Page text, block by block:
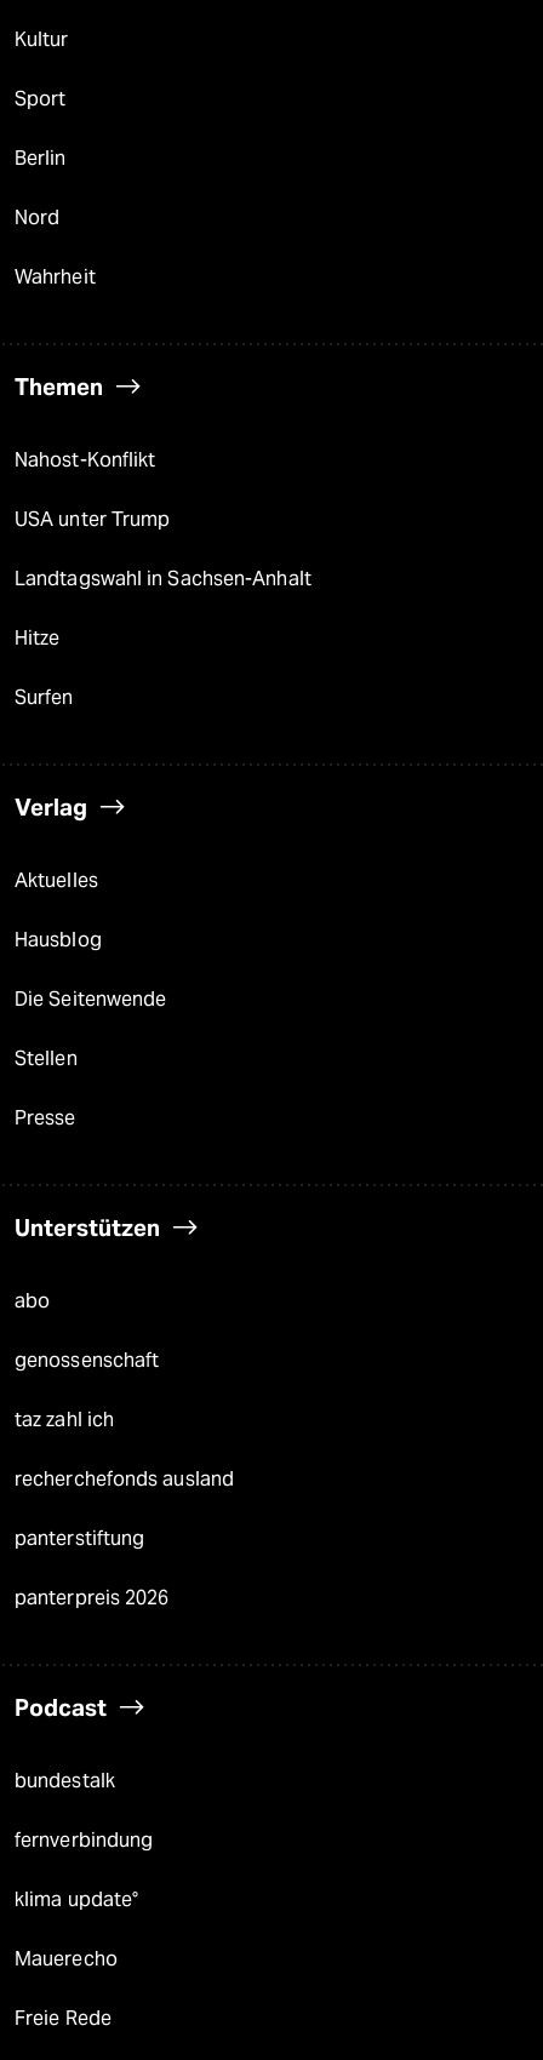
Kultur
Sport
Berlin
Nord
Wahrheit
Themen
Nahost-Konflikt
USA unter Trump
Landtagswahl in Sachsen-Anhalt
Hitze
Surfen
Verlag
Aktuelles
Hausblog
Die Seitenwende
Stellen
Presse
Unterstützen
abo
genossenschaft
taz zahl ich
recherchefonds ausland
panterstiftung
panterpreis 2026
Podcast
bundestalk
fernverbindung
klima update°
Mauerecho
Freie Rede